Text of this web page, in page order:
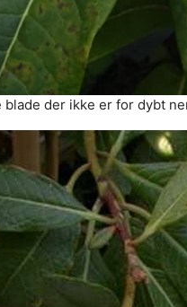
blade der ikke er for dybt